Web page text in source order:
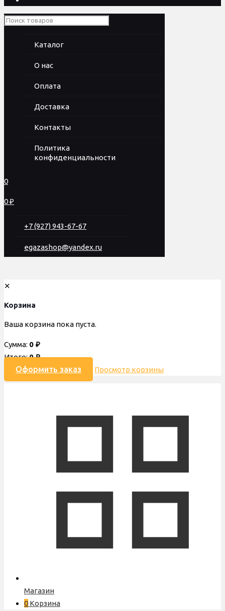
Каталог
О нас
Оплата
Доставка
Контакты
Политика
конфиденциальности
0
0 ₽
+7 (927) 943-67-67
egazashop@yandex.ru
✕
Корзина
Ваша корзина пока пуста.
Сумма: 0 ₽
Итого:0₽
Оформить заказ Просмотр корзины
Магазин
0 Корзина